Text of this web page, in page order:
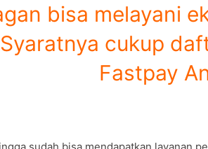
bisa melayani
cukup
Fastpay
sudah bisa mendapatkan layanan